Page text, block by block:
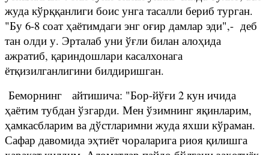
жуда кўрққанлиги боис унга тасалли бериб турган.
"Бу 6-8 соат ҳаётимдаги энг оғир дамлар эди",- деб
тан олди у. Эрталаб уни ўғли билан алоҳида
ажратиб, қариндошлари касалхонага
ётқизилганлигини билдиришган.
Беморнинг айтишича: "Бор-йўғи 2 кун ичида
ҳаётим тубдан ўзгарди. Мен ўзимнинг яқинларим,
ҳамкасбларим ва дўстларимни жуда яхши кўраман.
Сафар давомида эҳтиёт чораларига риоя қилишга